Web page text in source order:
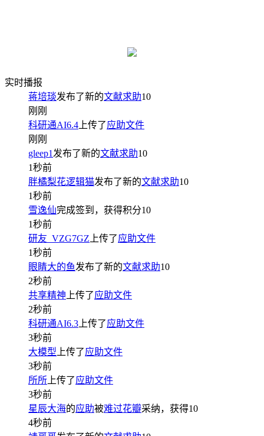
实时播报
蒋培琰发布了新的文献求助10
刚刚
科研通AI6.4 上传了应助文件
刚刚
gleep1 发布了新的文献求助10
1秒前
胖橘梨花逻辑猫发布了新的文献求助10
1秒前
雪逸仙完成签到，获得积分10
1秒前
研友_VZG7GZ 上传了应助文件
1秒前
眼睛大的鱼发布了新的文献求助10
2秒前
共享精神 上传了应助文件
2秒前
科研通AI6.3 上传了应助文件
3秒前
大模型 上传了应助文件
3秒前
所所 上传了应助文件
3秒前
星辰大海的应助被难过花瓣采纳，获得10
4秒前